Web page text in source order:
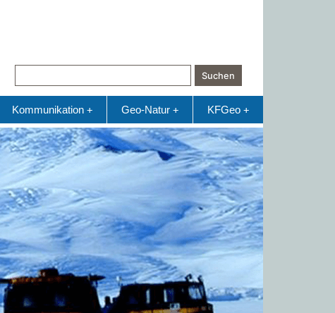
Suchen
+
Kommunikation +
Geo-Natur +
KFGeo